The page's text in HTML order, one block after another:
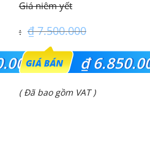
₫7.500.000
Giá
gốc
là:
₫
Giá
( Đã bao gồm VAT )